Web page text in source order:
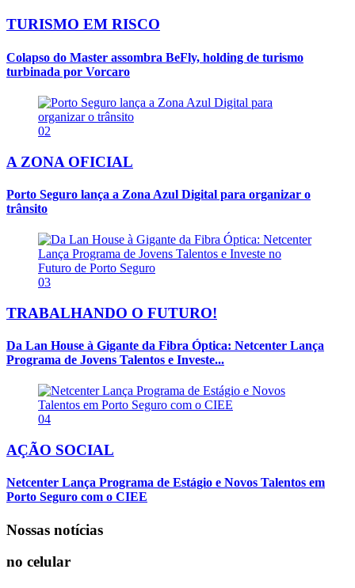
TURISMO EM RISCO
Colapso do Master assombra BeFly, holding de turismo
turbinada por Vorcaro
02
A ZONA OFICIAL
Porto Seguro lança a Zona Azul Digital para organizar o
trânsito
03
TRABALHANDO O FUTURO!
Da Lan House à Gigante da Fibra Óptica: Netcenter Lança
Programa de Jovens Talentos e Investe...
04
AÇÃO SOCIAL
Netcenter Lança Programa de Estágio e Novos Talentos em
Porto Seguro com o CIEE
Nossas notícias
no celular